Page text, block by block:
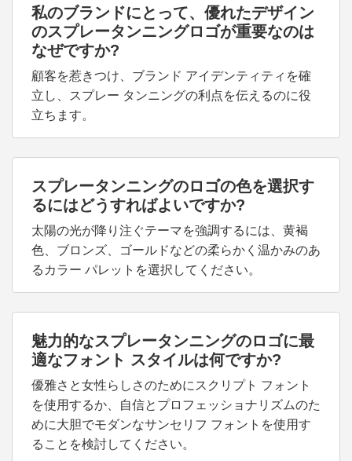
私のブランドにとって、優れたデザイン
のスプレータンニングロゴが重要なのは
なぜですか?
顧客を惹きつけ、ブランド アイデンティティを確
立し、スプレー タンニングの利点を伝えるのに役
立ちます。
スプレータンニングのロゴの色を選択す
るにはどうすればよいですか?
太陽の光が降り注ぐテーマを強調するには、黄褐
色、ブロンズ、ゴールドなどの柔らかく温かみのあ
るカラー パレットを選択してください。
魅力的なスプレータンニングのロゴに最
適なフォント スタイルは何ですか?
優雅さと女性らしさのためにスクリプト フォント
を使用するか、自信とプロフェッショナリズムのた
めに大胆でモダンなサンセリフ フォントを使用す
ることを検討してください。